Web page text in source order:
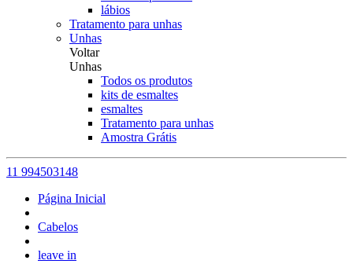
lábios
Tratamento para unhas
Unhas
Voltar
Unhas
Todos os produtos
kits de esmaltes
esmaltes
Tratamento para unhas
Amostra Grátis
11 994503148
Página Inicial
Cabelos
leave in